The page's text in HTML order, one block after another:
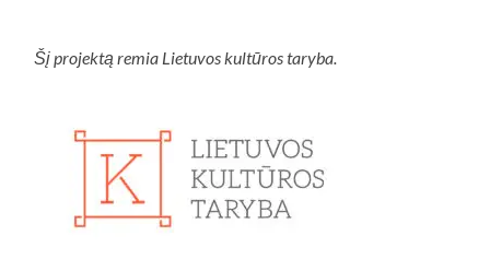
Šį projektą remia Lietuvos kultūros taryba.